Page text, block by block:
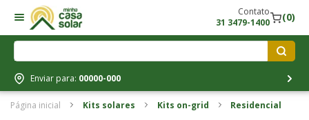
Contato
31 3479-1400
(0)
Enviar para: 00000-000
Página inicial Kits solares Kits on-grid Residencial